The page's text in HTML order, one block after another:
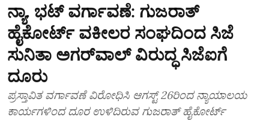
ನ್ಯಾ. ಭಟ್ ವರ್ಗಾವಣೆ: ಗುಜರಾತ್
ಹೈಕೋರ್ಟ್ ವಕೀಲರ ಸಂಘದಿಂದ ಸಿಜೆ
ಸುನಿತಾ ಅಗರ್‌ವಾಲ್‌ ವಿರುದ್ಧ ಸಿಜೆಐಗೆ
ದೂರು
ಪ್ರಸ್ತಾವಿತ ವರ್ಗಾವಣೆ ವಿರೋಧಿಸಿ ಆಗಸ್ಟ್ 26ರಿಂದ ನ್ಯಾಯಾಲಯ
ಕಾರ್ಯಗಳಿಂದ ದೂರ ಉಳಿದಿರುವ ಗುಜರಾತ್ ಹೈಕೋರ್ಟ್